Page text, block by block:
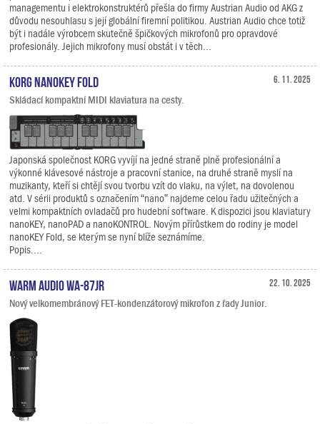
managementu i elektrokonstruktérů přešla do firmy Austrian Audio od AKG z
důvodu nesouhlasu s její globální firemní politikou. Austrian Audio chce totiž
být i nadále výrobcem skutečně špičkových mikrofonů pro opravdové
profesionály. Jejich mikrofony musí obstát i v těch...
6. 11. 2025
KORG nanoKEY Fold
Skládací kompaktní MIDI klaviatura na cesty.
Japonská společnost KORG vyvíjí na jedné straně plně profesionální a
výkonné klávesové nástroje a pracovní stanice, na druhé straně myslí na
muzikanty, kteří si chtějí svou tvorbu vzít do vlaku, na výlet, na dovolenou
atd. V sérii produktů s označením “nano” najdeme celou řadu užitečných a
velmi kompaktních ovladačů pro hudební software. K dispozici jsou klaviatury
nanoKEY, nanoPAD a nanoKONTROL. Novým přírůstkem do rodiny je model
nanoKEY Fold, se kterým se nyní blíže seznámíme.
Popis....
22. 10. 2025
Warm Audio WA-87jr
Nový velkomembránový FET-kondenzátorový mikrofon z řady Junior.